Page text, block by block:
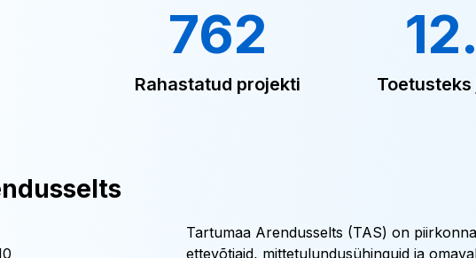
762
Rahastatud projekti
Tartumaa Arendusselts (TAS) on piirkonna
ettevõtjaid, mittetulundusühinguid ja